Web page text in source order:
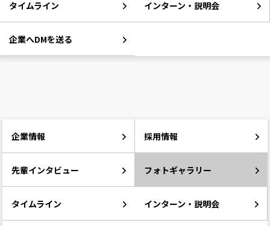
タイムライン インターン・説明会
企業へDMを送る
企業情報 採用情報
先輩インタビュー フォトギャラリー
タイムライン インターン・説明会